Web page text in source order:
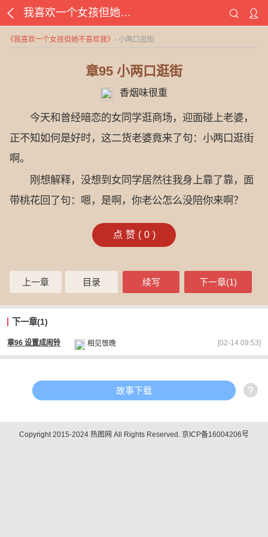
我喜欢一个女孩但她不喜欢我
《我喜欢一个女孩但她不喜欢我》 - 小两口逛街
章95 小两口逛街
香烟味很重
今天和曾经暗恋的女同学逛商场，迎面碰上老婆，
正不知如何是好时，这二货老婆竟来了句：小两口逛街
啊。
刚想解释，没想到女同学居然往我身上靠了靠，面
带桃花回了句：嗯，是啊，你老公怎么没陪你来啊？
点赞( 0 )
上一章 目录 续写 下一章(1)
下一章(1)
章96 设置成闹铃 相见恨晚 [02-14 09:53]
故事下载
Copyright 2015-2024 热图网 All Rights Reserved. 京ICP备16004206号